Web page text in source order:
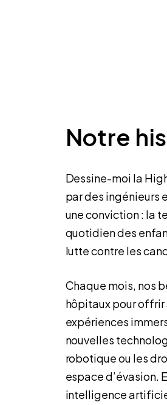
Notre
Dessine-moi la
par des ingénieurs
une conviction : la
quotidien des
lutte contre les
Chaque mois, nos
hôpitaux pour offrir
expériences
nouvelles
robotique ou les
espace d’évasion.
intelligence